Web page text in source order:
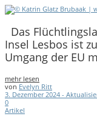
Das
Insel Lesbos ist
Umgang der EU
mehr lesen
von Evelyn Ritt
3. Dezember 2024 -
0
Artikel